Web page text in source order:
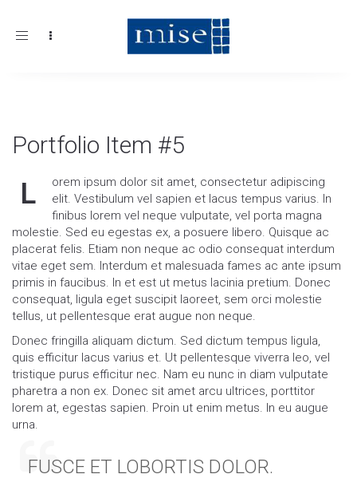
Toggle
Portfolio Item #5
L
orem ipsum dolor sit amet, consectetur adipiscing
elit. Vestibulum vel sapien et lacus tempus varius. In
finibus lorem vel neque vulputate, vel porta magna
molestie. Sed eu egestas ex, a posuere libero. Quisque ac
placerat felis. Etiam non neque ac odio consequat interdum
vitae eget sem. Interdum et malesuada fames ac ante ipsum
primis in faucibus. In et est ut metus lacinia pretium. Donec
consequat, ligula eget suscipit laoreet, sem orci molestie
tellus, ut pellentesque erat augue non neque.
Donec fringilla aliquam dictum. Sed dictum tempus ligula,
quis efficitur lacus varius et. Ut pellentesque viverra leo, vel
tristique purus efficitur nec. Nam eu nunc in diam vulputate
pharetra a non ex. Donec sit amet arcu ultrices, porttitor
lorem at, egestas sapien. Proin ut enim metus. In eu augue
urna.
FUSCE ET LOBORTIS DOLOR.